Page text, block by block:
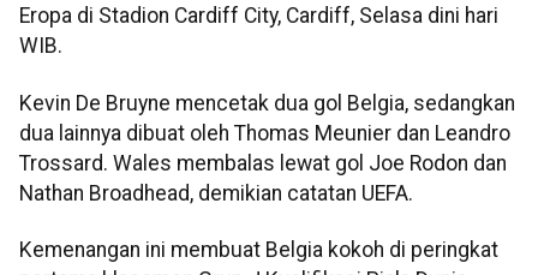
Eropa di Stadion Cardiff City, Cardiff, Selasa dini hari
WIB.
Kevin De Bruyne mencetak dua gol Belgia, sedangkan
dua lainnya dibuat oleh Thomas Meunier dan Leandro
Trossard. Wales membalas lewat gol Joe Rodon dan
Nathan Broadhead, demikian catatan UEFA.
Kemenangan ini membuat Belgia kokoh di peringkat